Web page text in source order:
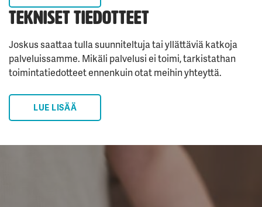
TEKNISET TIEDOTTEET
Joskus saattaa tulla suunniteltuja tai yllättäviä katkoja
palveluissamme. Mikäli palvelusi ei toimi, tarkistathan
toimintatiedotteet ennenkuin otat meihin yhteyttä.
LUE LISÄÄ